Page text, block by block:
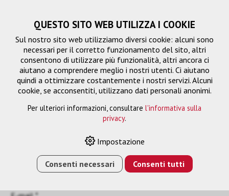
QUESTO SITO WEB UTILIZZA I COOKIE
Sul nostro sito web utilizziamo diversi cookie: alcuni sono
necessari per il corretto funzionamento del sito, altri
consentono di utilizzare più funzionalità, altri ancora ci
aiutano a comprendere meglio i nostri utenti. Ci aiutano
quindi a ottimizzare costantemente i nostri servizi. Alcuni
cookie, se acconsentiti, utilizzano dati personali anonimi.
Per ulteriori informazioni, consultare l'informativa sulla
privacy.
Impostazione
Consenti necessari Consenti tutti